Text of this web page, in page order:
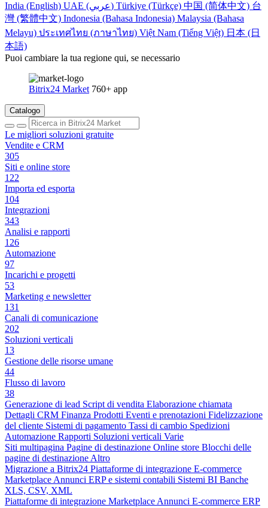
India (English)
UAE (عربي) Türkiye (Türkçe) 中国 (简体中文) 台
灣 (繁體中文) Indonesia (Bahasa Indonesia) Malaysia (Bahasa
Melayu) ประเทศไทย (ภาษาไทย) Việt Nam (Tiếng Việt) 日本 (日
本語)
Puoi cambiare la tua regione qui, se necessario
Bitrix24 Market 760+ app
Catalogo
Le migliori soluzioni gratuite
Vendite e CRM
305
Siti e online store
122
Importa ed esporta
104
Integrazioni
343
Analisi e rapporti
126
Automazione
97
Incarichi e progetti
53
Marketing e newsletter
131
Canali di comunicazione
202
Soluzioni verticali
13
Gestione delle risorse umane
44
Flusso di lavoro
38
Generazione di lead Script di vendita Elaborazione chiamata
Dettagli CRM Finanza Prodotti Eventi e prenotazioni Fidelizzazione
del cliente Sistemi di pagamento Tassi di cambio Spedizioni
Automazione Rapporti Soluzioni verticali Varie
Siti multipagina Pagine di destinazione Online store Blocchi delle
pagine di destinazione Altro
Migrazione a Bitrix24 Piattaforme di integrazione E-commerce
Marketplace Annunci ERP e sistemi contabili Sistemi BI Banche
XLS, CSV, XML
Piattaforme di integrazione Marketplace Annunci E-commerce ERP